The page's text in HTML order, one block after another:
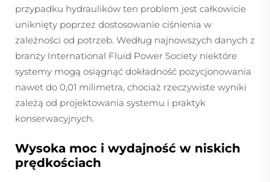
przypadku hydraulików ten problem jest całkowicie
uniknięty poprzez dostosowanie ciśnienia w
zależności od potrzeb. Według najnowszych danych z
branży International Fluid Power Society niektóre
systemy mogą osiągnąć dokładność pozycjonowania
nawet do 0,01 milimetra, chociaż rzeczywiste wyniki
zależą od projektowania systemu i praktyk
konserwacyjnych.
Wysoka moc i wydajność w niskich
prędkościach